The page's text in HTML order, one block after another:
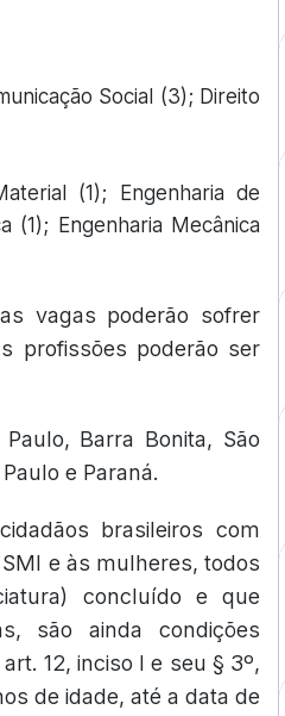
Social (3); Direito
(1); Engenharia de
(1); Engenharia Mecânica
vagas poderão sofrer
profissões poderão ser
Barra Bonita, São
e Paraná.
brasileiros com
e às mulheres, todos
concluído e que
são ainda condições
12, inciso I e seu § 3º,
de idade, até a data de